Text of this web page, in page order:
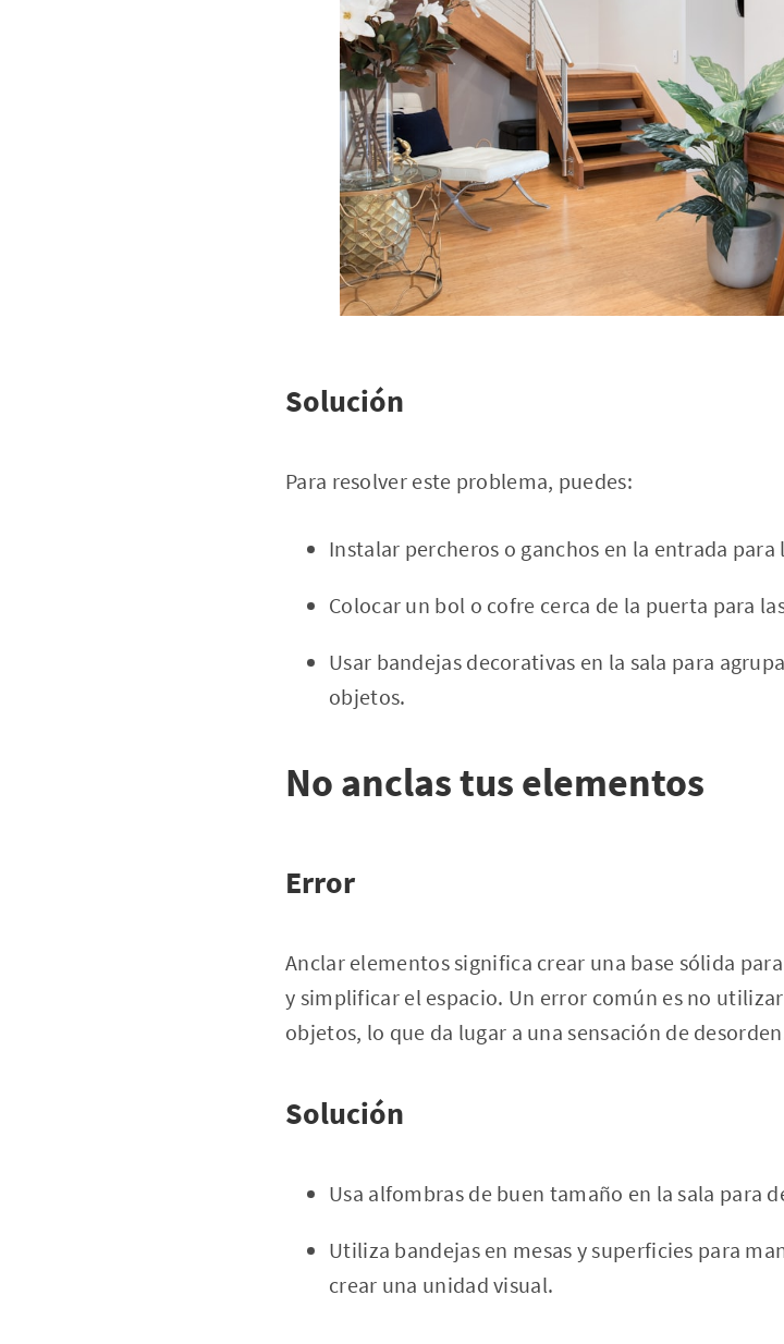
Solución
Para resolver este problema, puedes:
Instalar percheros o ganchos en la entrada para
Colocar un bol o cofre cerca de la puerta para
Usar bandejas decorativas en la sala para
objetos.
No anclas tus elementos
Error
Anclar elementos significa crear una base sólida
y simplificar el espacio. Un error común es no
objetos, lo que da lugar a una sensación de
Solución
Usa alfombras de buen tamaño en la sala para
Utiliza bandejas en mesas y superficies para
crear una unidad visual.